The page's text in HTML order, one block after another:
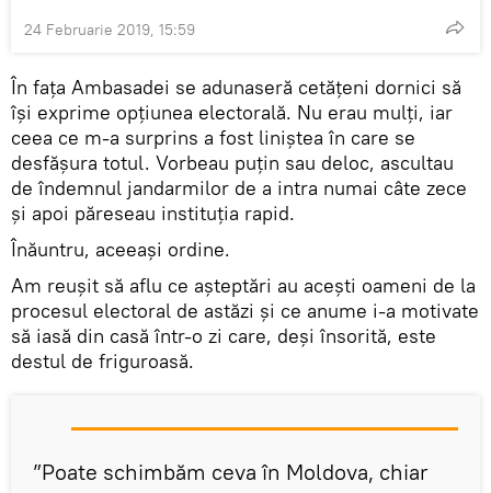
24 Februarie 2019, 15:59
În fața Ambasadei se adunaseră cetățeni dornici să
își exprime opțiunea electorală. Nu erau mulți, iar
ceea ce m-a surprins a fost liniștea în care se
desfășura totul. Vorbeau puțin sau deloc, ascultau
de îndemnul jandarmilor de a intra numai câte zece
și apoi păreseau instituția rapid.
Înăuntru, aceeași ordine.
Am reușit să aflu ce așteptări au acești oameni de la
procesul electoral de astăzi și ce anume i-a motivate
să iasă din casă într-o zi care, deși însorită, este
destul de friguroasă.
”Poate schimbăm ceva în Moldova, chiar